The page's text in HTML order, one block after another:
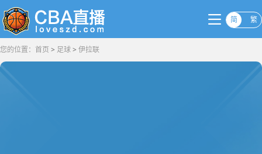
简 繁
您的位置： 首页 > 足球> 伊拉联